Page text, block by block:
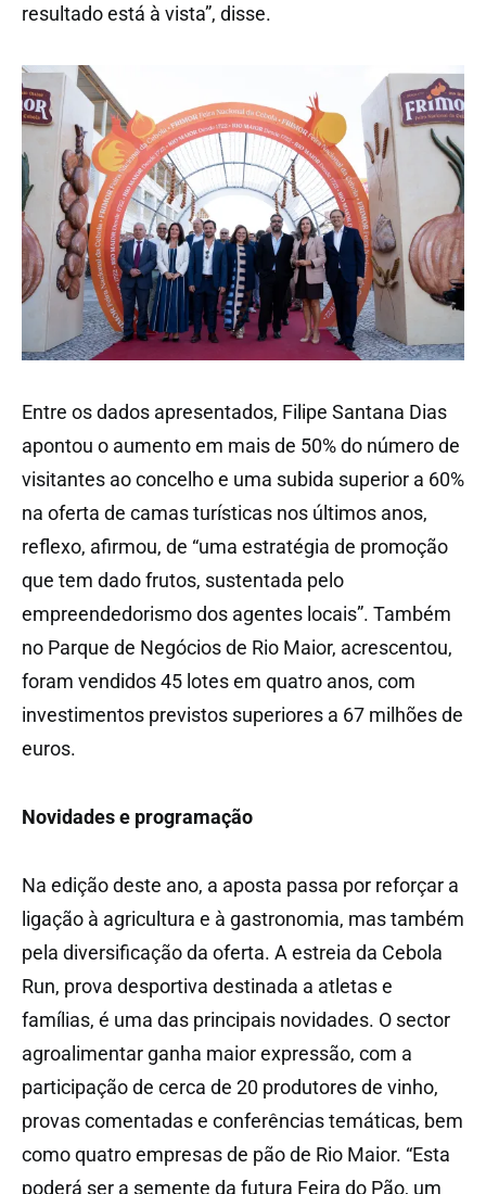
resultado está à vista”, disse.
Entre os dados apresentados, Filipe Santana Dias
apontou o aumento em mais de 50% do número de
visitantes ao concelho e uma subida superior a 60%
na oferta de camas turísticas nos últimos anos,
reflexo, afirmou, de “uma estratégia de promoção
que tem dado frutos, sustentada pelo
empreendedorismo dos agentes locais”. Também
no Parque de Negócios de Rio Maior, acrescentou,
foram vendidos 45 lotes em quatro anos, com
investimentos previstos superiores a 67 milhões de
euros.
Novidades e programação
Na edição deste ano, a aposta passa por reforçar a
ligação à agricultura e à gastronomia, mas também
pela diversificação da oferta. A estreia da Cebola
Run, prova desportiva destinada a atletas e
famílias, é uma das principais novidades. O sector
agroalimentar ganha maior expressão, com a
participação de cerca de 20 produtores de vinho,
provas comentadas e conferências temáticas, bem
como quatro empresas de pão de Rio Maior. “Esta
poderá ser a semente da futura Feira do Pão, um